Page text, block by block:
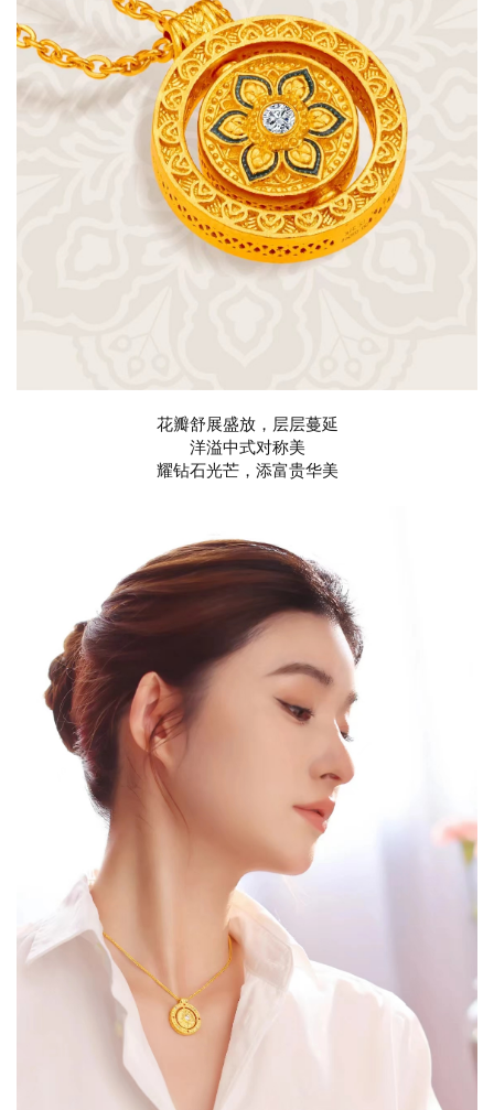
花瓣舒展盛放，层层蔓延
洋溢中式对称美
耀钻石光芒，添富贵华美